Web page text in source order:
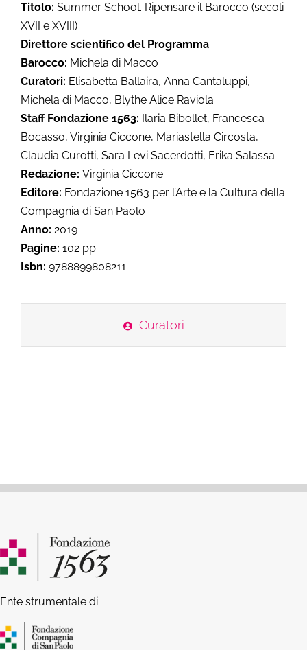
Titolo: Summer School. Ripensare il Barocco (secoli
XVII e XVIII)
Direttore scientifico del Programma
Barocco: Michela di Macco
Curatori: Elisabetta Ballaira, Anna Cantaluppi,
Michela di Macco, Blythe Alice Raviola
Staff Fondazione 1563: Ilaria Bibollet, Francesca
Bocasso, Virginia Ciccone, Mariastella Circosta,
Claudia Curotti, Sara Levi Sacerdotti, Erika Salassa
Redazione: Virginia Ciccone
Editore: Fondazione 1563 per l’Arte e la Cultura della
Compagnia di San Paolo
Anno: 2019
Pagine: 102 pp.
Isbn: 9788899808211
Curatori
Ente strumentale di: